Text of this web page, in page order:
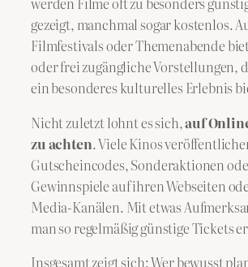
gezeigt, manchmal sogar kostenlos.
Filmfestivals oder Themenabende
oder frei zugängliche Vorstellungen,
ein besonderes kulturelles Erlebnis
Nicht zuletzt lohnt es sich,auf
zu achten. Viele Kinos
Gutscheincodes, Sonderaktionen
Gewinnspiele auf ihren Webseiten
Media-Kanälen. Mit etwas
man so regelmäßig günstige Tickets
Insgesamt zeigt sich: Wer bewusst